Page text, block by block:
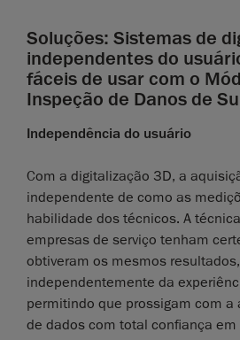
Soluções: Sistemas de
independentes do
fáceis de usar com o
Inspeção de Danos de
Independência do usuário
Com a digitalização 3D, a
independente de como as
habilidade dos técnicos. A
empresas de serviço tenham
obtiveram os mesmos resultados,
independentemente da
permitindo que prossigam com a
de dados com total confiança